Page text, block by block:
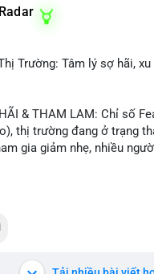
Trường: Tâm lý sợ hãi,
& THAM LAM: Chỉ số
thị trường đang ở trạng
gia giảm nhẹ, nhiều
KIẾM & THẢO LUẬN:
nhiều nhất. Chủ đề